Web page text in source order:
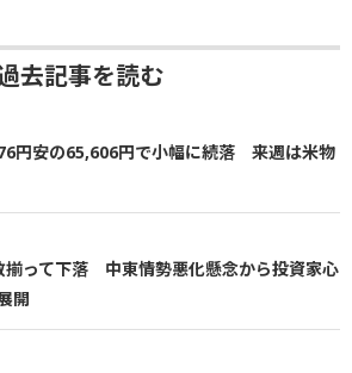
去記事を読む
76円安の65,606円で小幅に続落 来週は米物
揃って下落 中東情勢悪化懸念から投資家心
開